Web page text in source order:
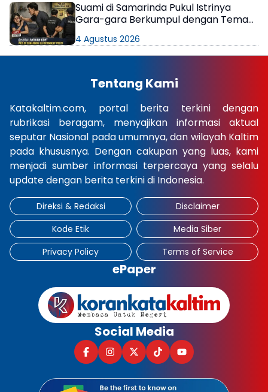
Suami di Samarinda Pukul Istrinya
Gara-gara Berkumpul dengan Teman
4 Agustus 2026
Tentang Kami
Katakaltim.com, portal berita terkini dengan
rubrikasi beragam, menyajikan informasi aktual
seputar Nasional pada umumnya, dan wilayah Kaltim
pada khususnya. Dengan cakupan yang luas, kami
menjadi sumber informasi terpercaya yang selalu
update dengan berita terkini di Indonesia.
Direksi & Redaksi
Disclaimer
Kode Etik
Media Siber
Privacy Policy
Terms of Service
ePaper
Social Media